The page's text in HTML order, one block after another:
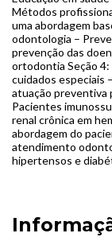
Métodos
uma abordagem
odontologia –
prevenção das
ortodontia Seção
cuidados especiais
atuação preventiva
Pacientes
renal crônica em
abordagem do
atendimento
hipertensos e